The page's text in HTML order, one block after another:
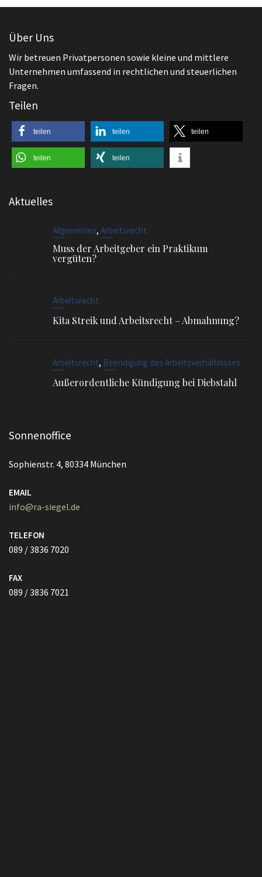
Teilen
teilen teilen teilen
teilen
Aktuelles
Allgemeines,Arbeitsrecht
Arbeitsrecht
Kita Streik und Arbeitsrecht – Abmahnung?
Außerordentliche Kündigung bei Diebstahl
Sonnenoffice
info@ra-siegel.de
TELEFON
FAX